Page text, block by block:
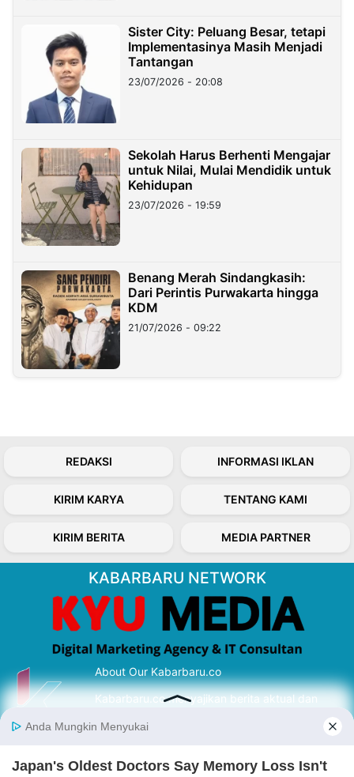
Sister City: Peluang Besar, tetapi
Implementasinya Masih Menjadi
Tantangan
23/07/2026 - 20:08
Sekolah Harus Berhenti Mengajar
untuk Nilai, Mulai Mendidik untuk
Kehidupan
23/07/2026 - 19:59
Benang Merah Sindangkasih:
Dari Perintis Purwakarta hingga
KDM
21/07/2026 - 09:22
REDAKSI INFORMASI IKLAN
KIRIM KARYA TENTANG KAMI
KIRIM BERITA MEDIA PARTNER
KABARBARU NETWORK
About Our Kabarbaru.co
Kabarbaru.co menyajikan berita aktual dan
serta terverifikasi dari sumber yang tepat.
Follow Kabarbaru